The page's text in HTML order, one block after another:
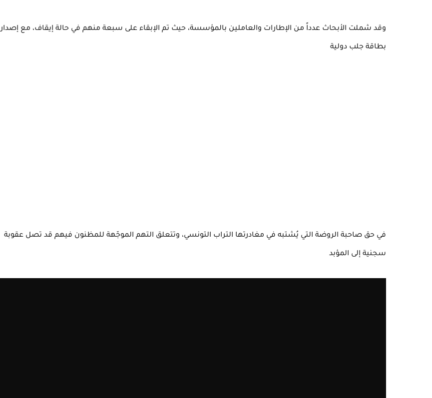
وقد شملت الأبحاث عدداً من الإطارات والعاملين بالمؤسسة، حيث تم الإبقاء على سبعة منهم في حالة إيقاف، مع إصدار
بطاقة جلب دولية
في حق صاحبة الروضة التي يُشتبه في مغادرتها التراب التونسي، وتتعلق التهم الموجّهة للمظنون فيهم قد تصل عقوبة
سجنية إلى المؤبد